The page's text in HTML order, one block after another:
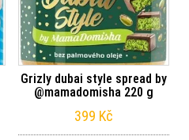
Grizly dubai style spread by
@mamadomisha 220 g
399 Kč